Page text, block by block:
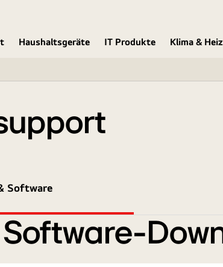
Haushaltsgeräte IT Produkte Klima &
Software
Software-